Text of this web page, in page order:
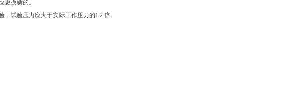
换新的。
试验压力应大于实际工作压力的1.2 倍。